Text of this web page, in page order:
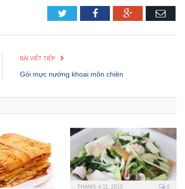
Twitter FacebookGoogle+Email
BÀI VIẾT TIẾP
Gỏi mực nướng khoai môn chiên
THÁNG 4 11, 2015 0